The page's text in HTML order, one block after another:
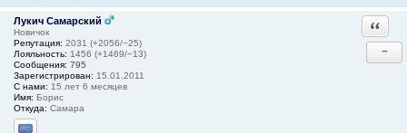
Лукич Самарский
Новичок
Репутация: 2031 (+2056/−25)
Лояльность: 1456 (+1469/−13)
Сообщения: 795
Зарегистрирован: 15.01.2011
С нами: 15 лет 6 месяцев
Имя: Борис
Откуда: Самара
−